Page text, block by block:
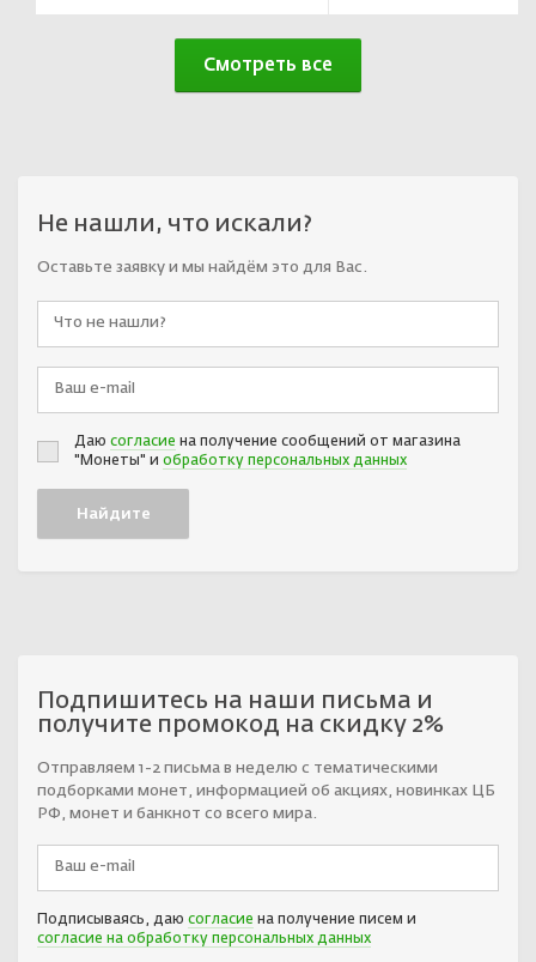
Смотреть все
Не нашли, что искали?
Оставьте заявку и мы найдём это для Вас.
Даю согласие на получение сообщений от магазина
"Монеты" и обработку персональных данных
Подпишитесь на наши письма и
получите промокод на скидку 2%
Отправляем 1-2 письма в неделю с тематическими
подборками монет, информацией об акциях, новинках ЦБ
РФ, монет и банкнот со всего мира.
Подписываясь, даю согласие на получение писем и
согласие на обработку персональных данных